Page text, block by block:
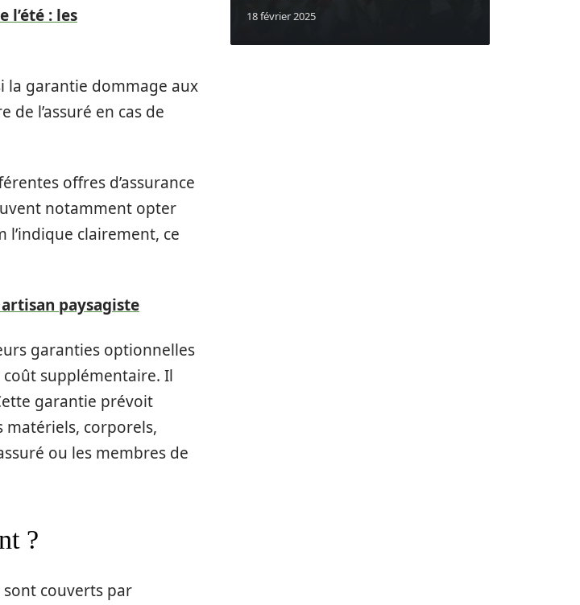
l’été : les
la garantie dommage aux
l’assuré en cas de
offres d’assurance
notamment opter
l’indique clairement, ce
paysagiste
garanties optionnelles
supplémentaire. Il
garantie prévoit
matériels, corporels,
ou les membres de
?
couverts par
18 février 2025